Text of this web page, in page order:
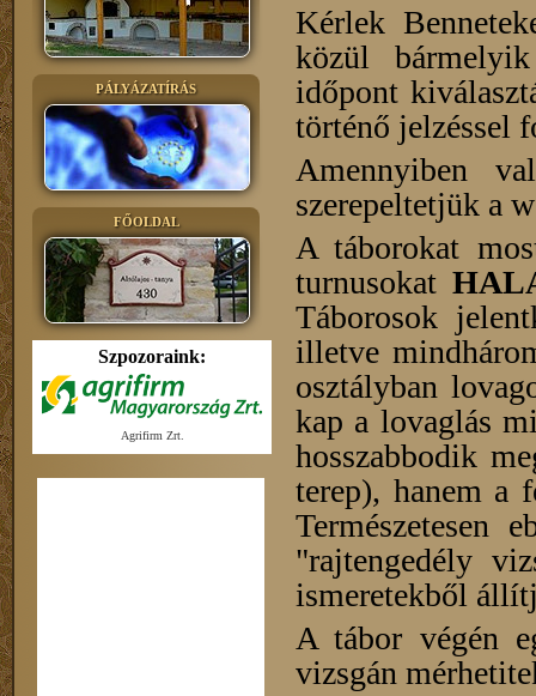
PÁLYÁZATÍRÁS
FŐOLDAL
Szpozoraink:
Agrifirm Zrt.
Kérlek
közül
időpont
történő jelzéssel
Amennyiben
szerepeltetjük a
A táborokat
turnusokat
Táborosok
illetve
osztályban
kap a lovaglás
hosszabbodik
terep), hanem a
Természetesen
"rajtengedély
ismeretekből
A tábor végén
vizsgán